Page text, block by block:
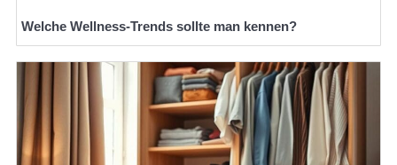
Welche Wellness-Trends sollte man kennen?